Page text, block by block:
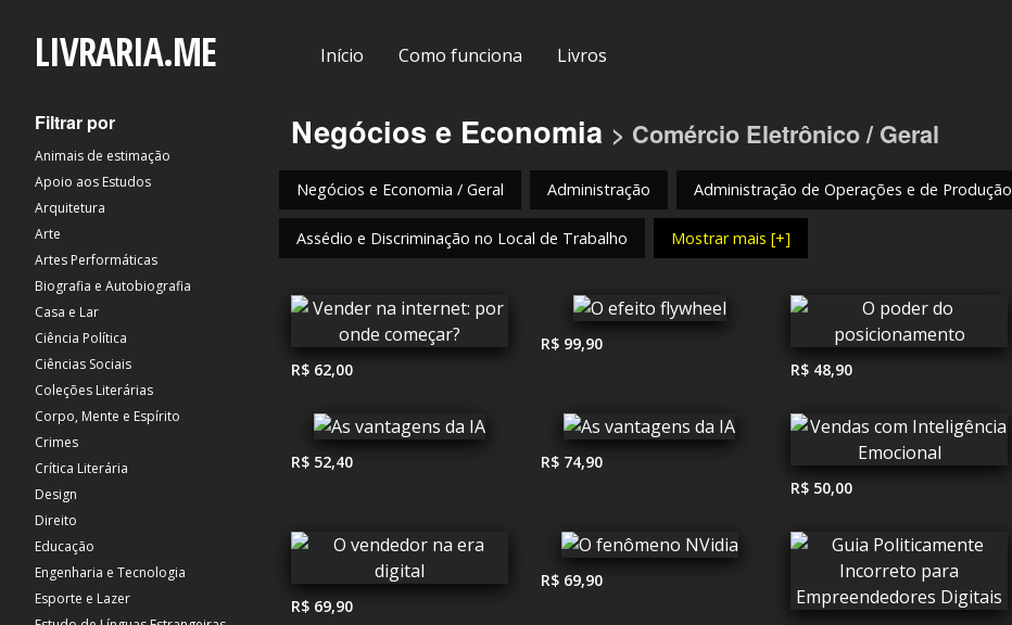
LIVRARIA.ME Início Como funciona Livros
Filtrar por
Animais de estimação
Apoio aos Estudos
Arquitetura
Arte
Artes Performáticas
Biografia e Autobiografia
Casa e Lar
Ciência Política
Ciências Sociais
Coleções Literárias
Corpo, Mente e Espírito
Crimes
Crítica Literária
Design
Direito
Educação
Engenharia e Tecnologia
Esporte e Lazer
Negócios e Economia > Comércio Eletrônico / Geral
Negócios e Economia / Geral Administração Administração de Operações e de Produção
Assédio e Discriminação no Local de Trabalho Mostrar mais [+]
R$ 62,00
R$ 99,90
R$ 48,90
R$ 52,40
R$ 74,90
R$ 50,00
R$ 69,90
R$ 69,90